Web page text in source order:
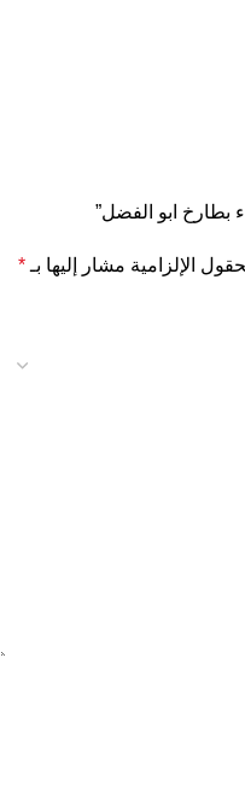
بطارخ ابو الفضل”
الإلزامية مشار إليها بـ *